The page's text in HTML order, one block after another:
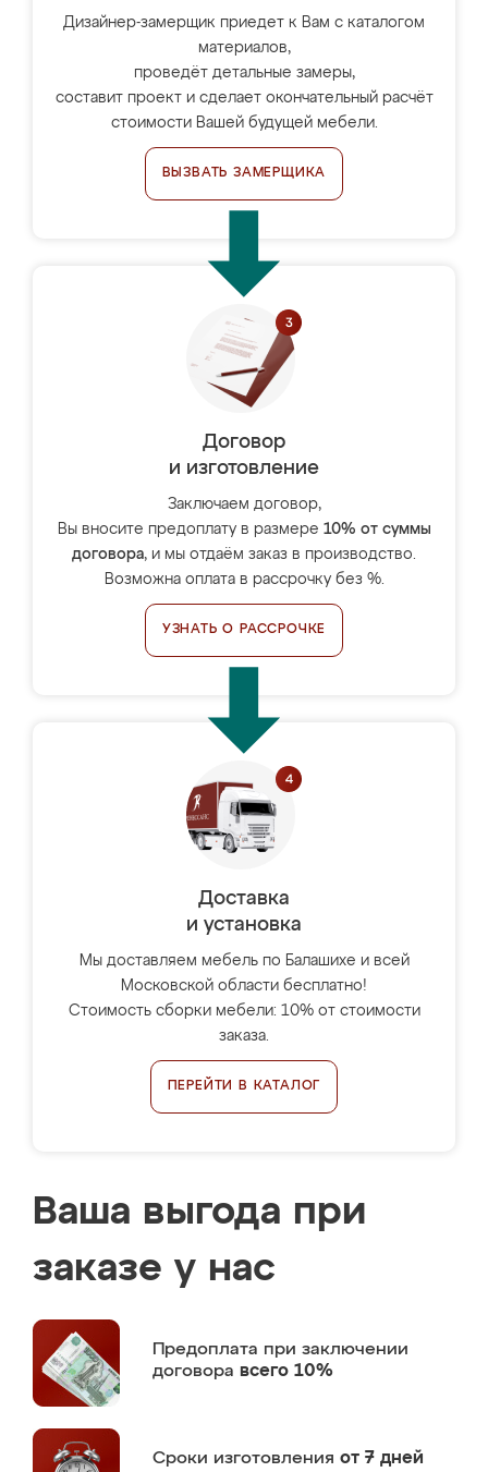
Дизайнер-замерщик приедет к Вам с каталогом
материалов,
проведёт детальные замеры,
составит проект и сделает окончательный расчёт
стоимости Вашей будущей мебели.
ВЫЗВАТЬ ЗАМЕРЩИКА
Договор
и изготовление
Заключаем договор,
Вы вносите предоплату в размере 10% от суммы
договора, и мы отдаём заказ в производство.
Возможна оплата в рассрочку без %.
УЗНАТЬ О РАССРОЧКЕ
Доставка
и установка
Мы доставляем мебель по Балашихе и всей
Московской области бесплатно!
Стоимость сборки мебели: 10% от стоимости
заказа.
ПЕРЕЙТИ В КАТАЛОГ
Ваша выгода при
заказе у нас
Предоплата при заключении
договора всего 10%
Сроки изготовления от 7 дней